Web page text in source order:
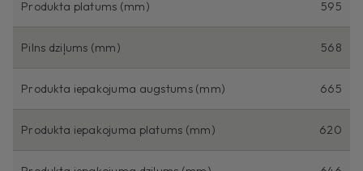
Produkta platums (mm) 595
Pilns dziļums (mm) 568
Produkta iepakojuma augstums (mm) 665
Produkta iepakojuma platums (mm) 620